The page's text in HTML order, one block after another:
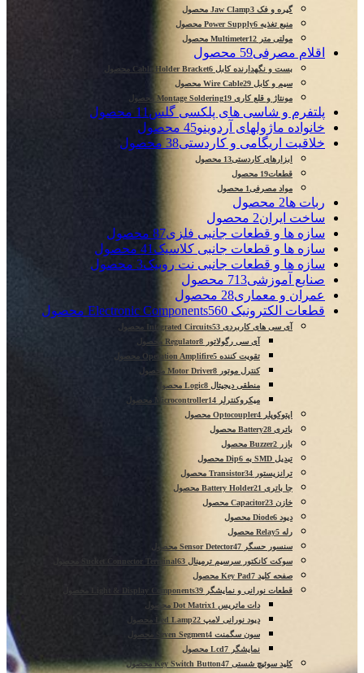
گیره و فک Jaw Clamp 3 محصول
منبع تغذیه Power Supply 6 محصول
مولتی متر Multimeter 12 محصول
اقلام مصرفی59 محصول
بست و نگهدارنده کابل Cable Holder Bracket 6 محصول
سیم و کابل Wire Cable 29 محصول
مونتاژ و قلع کاری Montage Soldering 19 محصول
پلتفرم و شاسی های پلکسی گلس 11 محصول
خانواده ماژولهای آردوینو45 محصول
خلاقیت اریگامی و کاردستی38 محصول
ابزارهای کاردستی13 محصول
قطعات19 محصول
مواد مصرفی1 محصول
ربات ها2 محصول
ساخت ایران2 محصول
سازه ها و قطعات جانبی فلزی87 محصول
سازه ها و قطعات جانبی کلاسیک 41 محصول
سازه ها و قطعات جانبی نت روبیک3 محصول
صنایع آموزشی713 محصول
عمران و معماری28 محصول
قطعات الکترونیک Electronic Components 560 محصول
آی سی های کاربردی Integrated Circuits 53 محصول
آی سی رگولاتور Regulator 8 محصول
تقویت کننده Operation Amplifire 5 محصول
کنترل موتور Motor Driver 8 محصول
منطقی دیجیتال Logic 8 محصول
میکروکنترلر Microcontroller 14 محصول
اپتوکوپلر Optocoupler 4 محصول
باتری Battery 28 محصول
بازر Buzzer 2 محصول
تبدیل SMD به Dip
6 محصول
ترانزیستور Transistor 34 محصول
جا باتری Battery Holder 21 محصول
خازن Capacitor 23 محصول
دیود Diode 6 محصول
رله Relay 5 محصول
سنسور حسگر Sensor Detector 47 محصول
سوکت کانکتور سرسیم ترمینال Sucket Connector Terminal 63 محصول
صفحه کلید Key Pad 7 محصول
قطعات نورانی و نمایشگر Light & Display Components 39 محصول
دات ماتریس Dot Matrix 1 محصول
دیود نورانی لامپ Led Lamp 22 محصول
سون سگمنت Seven Segment 4 محصول
نمایشگر Lcd 7 محصول
کلید سوئیچ شستی Key Switch Button 47 محصول